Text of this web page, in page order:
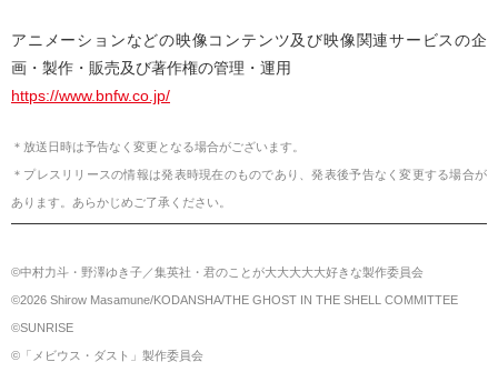
アニメーションなどの映像コンテンツ及び映像関連サービスの企
画・製作・販売及び著作権の管理・運用
https://www.bnfw.co.jp/
＊放送日時は予告なく変更となる場合がございます。
＊プレスリリースの情報は発表時現在のものであり、発表後予告なく変更する場合が
あります。あらかじめご了承ください。
©中村力斗・野澤ゆき子／集英社・君のことが大大大大大好きな製作委員会
©2026 Shirow Masamune/KODANSHA/THE GHOST IN THE SHELL COMMITTEE
©SUNRISE
©「メビウス・ダスト」製作委員会